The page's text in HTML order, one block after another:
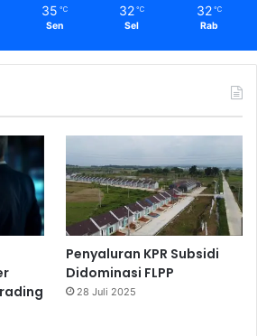
35 ℃
Sen
32 ℃
Sel
32 ℃
Rab
Penyaluran KPR Subsidi
Didominasi FLPP
28 Juli 2025